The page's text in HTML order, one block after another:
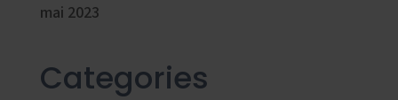
mai 2023
Categories